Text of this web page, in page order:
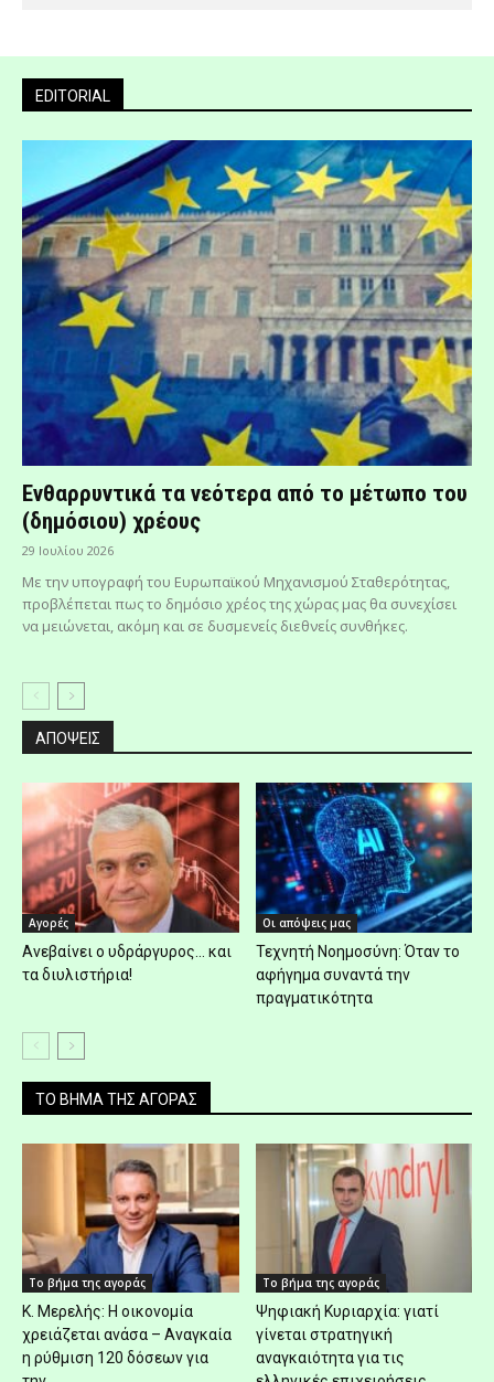
EDITORIAL
Ενθαρρυντικά τα νεότερα από το μέτωπο του
(δημόσιου) χρέους
29 Ιουλίου 2026
Με την υπογραφή του Ευρωπαϊκού Μηχανισμού Σταθερότητας,
προβλέπεται πως το δημόσιο χρέος της χώρας μας θα συνεχίσει
να μειώνεται, ακόμη και σε δυσμενείς διεθνείς συνθήκες.
ΑΠΟΨΕΙΣ
Αγορές
Ανεβαίνει ο υδράργυρος… και
τα διυλιστήρια!
Οι απόψεις μας
Τεχνητή Νοημοσύνη: Όταν το
αφήγημα συναντά την
πραγματικότητα
ΤΟ ΒΗΜΑ ΤΗΣ ΑΓΟΡΑΣ
Το βήμα της αγοράς
K. Μερελής: Η οικονομία
χρειάζεται ανάσα – Αναγκαία
η ρύθμιση 120 δόσεων για
Το βήμα της αγοράς
Ψηφιακή Κυριαρχία: γιατί
γίνεται στρατηγική
αναγκαιότητα για τις